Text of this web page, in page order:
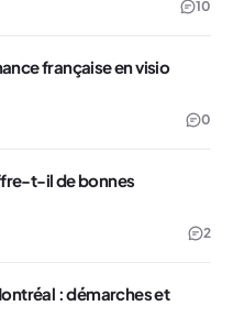
10
française en visio
0
t-il de bonnes
2
: démarches et